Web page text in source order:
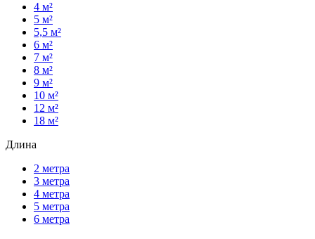
4 м²
5 м²
5,5 м²
6 м²
7 м²
8 м²
9 м²
10 м²
12 м²
18 м²
Длина
2 метра
3 метра
4 метра
5 метра
6 метра